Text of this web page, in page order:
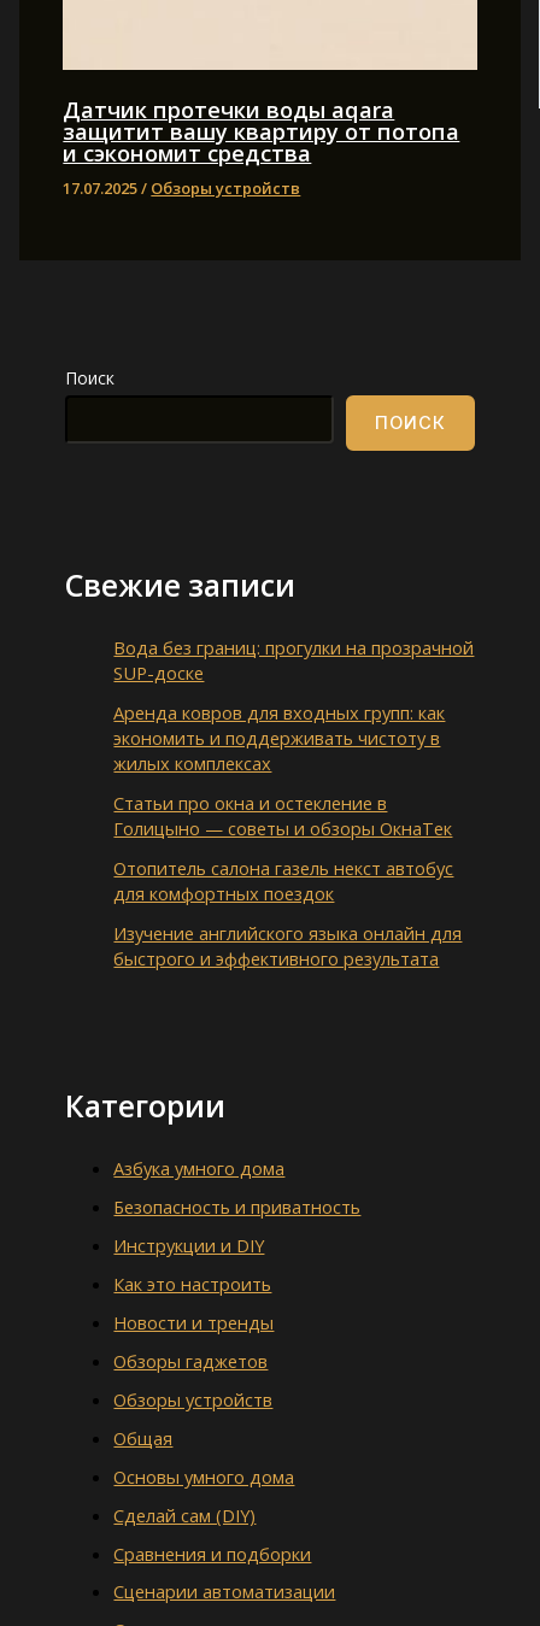
Датчик протечки воды aqara
защитит вашу квартиру от потопа
и сэкономит средства
17.07.2025/ Обзоры устройств
Поиск
ПОИСК
Свежие записи
Вода без границ: прогулки на прозрачной
SUP-доске
Аренда ковров для входных групп: как
экономить и поддерживать чистоту в
жилых комплексах
Статьи про окна и остекление в
Голицыно — советы и обзоры ОкнаТек
Отопитель салона газель некст автобус
для комфортных поездок
Изучение английского языка онлайн для
быстрого и эффективного результата
Категории
Азбука умного дома
Безопасность и приватность
Инструкции и DIY
Как это настроить
Новости и тренды
Обзоры гаджетов
Обзоры устройств
Общая
Основы умного дома
Сделай сам (DIY)
Сравнения и подборки
Сценарии автоматизации